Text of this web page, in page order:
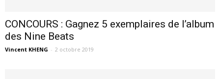
CONCOURS : Gagnez 5 exemplaires de l’album
des Nine Beats
Vincent KHENG - 2 octobre 2019